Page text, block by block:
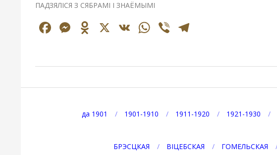
ПАДЗЯЛІСЯ З СЯБРАМІ І ЗНАЁМЫМІ
Facebook
Messenger
Odnoklassniki
X VK WhatsApp
Viber
03-
да 1901
1901-1910 1911-1920 1921-1930
БРЭСЦКАЯ ВІЦЕБСКАЯ ГОМЕЛЬСКАЯ